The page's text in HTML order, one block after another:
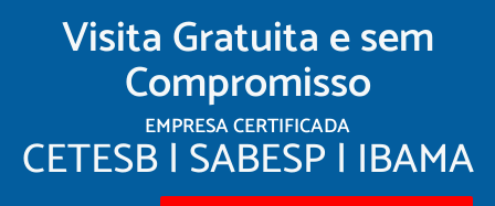
Visita Gratuita e sem
Compromisso
EMPRESA CERTIFICADA
CETESB | SABESP | IBAMA